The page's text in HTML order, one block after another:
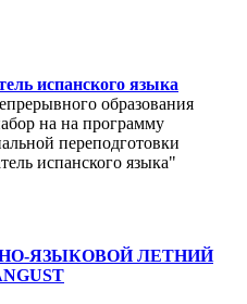
испанского языка
образования
на на программу
переподготовки
испанского языка"
ЯЗЫКОВОЙ ЛЕТНИЙ